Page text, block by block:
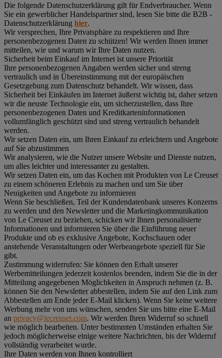
Die folgende Datenschutzerklärung gilt für Endverbraucher. Wenn
Sie ein gewerblicher Handelspartner sind, lesen Sie bitte die B2B -
Datenschutzerklärung hier.
Wir versprechen, Ihre Privatsphäre zu respektieren und Ihre
personenbezogenen Daten zu schützen! Wir werden Ihnen immer
mitteilen, wie und warum wir Ihre Daten nutzen.
Sicherheit beim Einkauf im Internet ist unsere Priorität
Ihre personenbezogenen Angaben werden sicher und streng
vertraulich und in Übereinstimmung mit der europäischen
Gesetzgebung zum Datenschutz behandelt. Wir wissen, dass
Sicherheit bei Einkäufen im Internet äußerst wichtig ist, daher setzen
wir die neuste Technologie ein, um sicherzustellen, dass Ihre
personenbezogenen Daten und Kreditkarteninformationen
vollumfänglich geschützt sind und streng vertraulich behandelt
werden.
Wir setzen Daten ein, um Ihren Einkauf zu erleichtern und Angebote
auf Sie abzustimmen
Wir analysieren, wie die Nutzer unsere Website und Dienste nutzen,
um alles leichter und interessanter zu gestalten.
Wir setzen Daten ein, um das Kochen mit Produkten von Le Creuset
zu einem schöneren Erlebnis zu machen und um Sie über
Neuigkeiten und Angebote zu informieren
Wenn Sie beschließen, Teil der Kundendatenbank unseres Konzerns
zu werden und den Newsletter und die Marketingkommunikation
von Le Creuset zu beziehen, schicken wir Ihnen personalisierte
Informationen und informieren Sie über die Einführung neuer
Produkte und ob es exklusive Angebote, Kochschauen oder
anstehende Veranstaltungen oder Werbeangebote speziell für Sie
gibt.
Zustimmung widerrufen: Sie können den Erhalt unserer
Werbemitteilungen jederzeit kostenlos beenden, indem Sie die in der
Mitteilung angegebenen Möglichkeiten in Anspruch nehmen (z. B.
können Sie den Newsletter abbestellen, indem Sie auf den Link zum
Abbestellen am Ende jeder E-Mail klicken). Wenn Sie keine weitere
Werbung mehr von uns wünschen, senden Sie uns bitte eine E-Mail
an privacy@lecreuset.com. Wir werden Ihren Widerruf so schnell
wie möglich bearbeiten. Unter bestimmten Umständen erhalten Sie
jedoch möglicherweise einige weitere Nachrichten, bis der Widerruf
vollständig verarbeitet wurde.
Ihre Daten werden von Ihnen kontrolliert